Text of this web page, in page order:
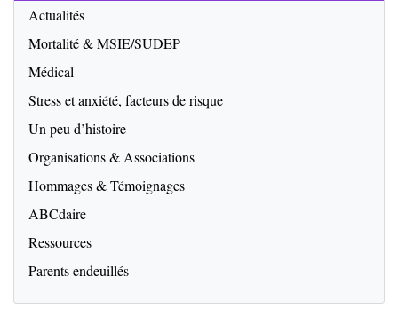
Actualités
Mortalité & MSIE/SUDEP
Médical
Stress et anxiété, facteurs de risque
Un peu d’histoire
Organisations & Associations
Hommages & Témoignages
ABCdaire
Ressources
Parents endeuillés